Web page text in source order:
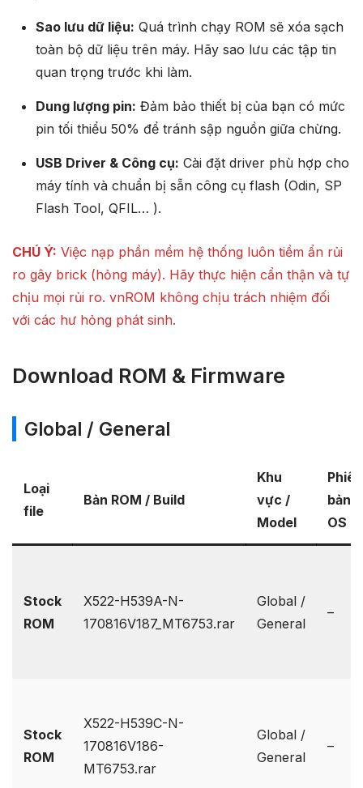
Sao lưu dữ liệu: Quá trình chạy ROM sẽ xóa sạch
toàn bộ dữ liệu trên máy. Hãy sao lưu các tập tin
quan trọng trước khi làm.
Dung lượng pin: Đảm bảo thiết bị của bạn có mức
pin tối thiểu 50% để tránh sập nguồn giữa chừng.
USB Driver & Công cụ: Cài đặt driver phù hợp cho
máy tính và chuẩn bị sẵn công cụ flash (Odin, SP
Flash Tool, QFIL… ).
CHÚ Ý: Việc nạp phần mềm hệ thống luôn tiềm ẩn rủi
ro gây brick (hỏng máy). Hãy thực hiện cẩn thận và tự
chịu mọi rủi ro. vnROM không chịu trách nhiệm đối
với các hư hỏng phát sinh.
Download ROM & Firmware
Global / General
Loại
file
Bản ROM / Build
Khu
vực /
Model
Phiên
bản
OS
Stock
ROM
X522-H539A-N-
170816V187_MT6753.rar
Global /
General
–
Stock
ROM
X522-H539C-N-
170816V186-
MT6753.rar
Global /
General
–